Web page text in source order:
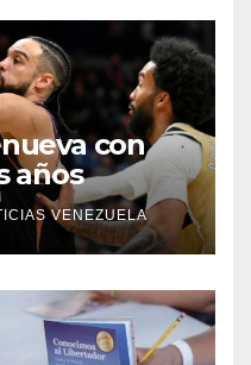
con
años
VENEZUELA